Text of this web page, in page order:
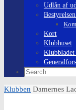
Udlån af
Kort
Klubhuset
Klubbladet
Search
Home
Klubben Damernes